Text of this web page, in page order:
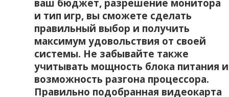
ваш бюджет‚ разрешение монитора
и тип игр‚ вы сможете сделать
правильный выбор и получить
максимум удовольствия от своей
системы. Не забывайте также
учитывать мощность блока питания и
возможность разгона процессора.
Правильно подобранная видеокарта